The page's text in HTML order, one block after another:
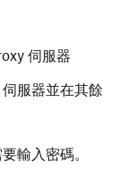
伺服器
伺服器並在其餘
輸入密碼。